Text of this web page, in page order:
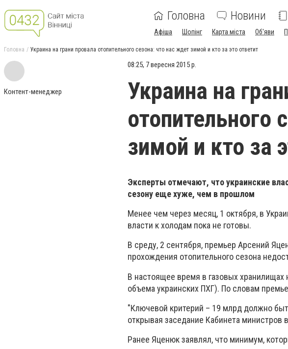
Головна Новини
Афіша Шопінг Карта міста Об'яви
Головна Украина на грани провала отопительного сезона: что нас ждет зимой и кто за это ответит
Контент-менеджер
08:25, 7 вересня 2015 р.
Украина на
отопительного
зимой и кто за
Эксперты отмечают, что украинские
сезону еще хуже, чем в прошлом
Менее чем через месяц, 1 октября, в
власти к холодам пока не готовы.
В среду, 2 сентября, премьер Арсений
прохождения отопительного сезона
В настоящее время в газовых хранилищах
объема украинских ПХГ). По словам
"Ключевой критерий – 19 млрд должно
открывая заседание Кабинета министров
Ранее Яценюк заявлял, что минимум,